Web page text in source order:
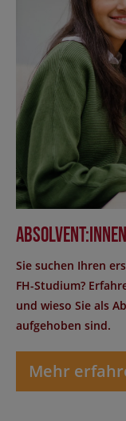
Absolvent:innen
Sie suchen Ihren
FH-Studium?
und wieso Sie als
aufgehoben sind.
Mehr